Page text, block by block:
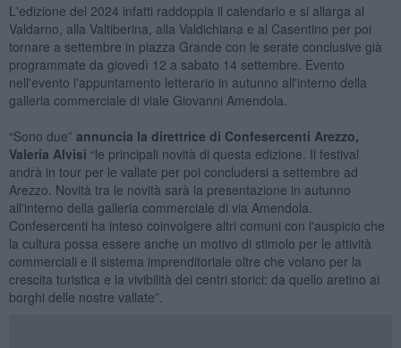
L'edizione del 2024 infatti raddoppia il calendario e si allarga al
Valdarno, alla Valtiberina, alla Valdichiana e al Casentino per poi
tornare a settembre in piazza Grande con le serate conclusive già
programmate da giovedì 12 a sabato 14 settembre. Evento
nell'evento l'appuntamento letterario in autunno all'interno della
galleria commerciale di viale Giovanni Amendola.
“Sono due” annuncia la direttrice di Confesercenti Arezzo,
Valeria Alvisi “le principali novità di questa edizione. Il festival
andrà in tour per le vallate per poi concludersi a settembre ad
Arezzo. Novità tra le novità sarà la presentazione in autunno
all'interno della galleria commerciale di via Amendola.
Confesercenti ha inteso coinvolgere altri comuni con l'auspicio che
la cultura possa essere anche un motivo di stimolo per le attività
commerciali e il sistema imprenditoriale oltre che volano per la
crescita turistica e la vivibilità dei centri storici: da quello aretino ai
borghi delle nostre vallate”.